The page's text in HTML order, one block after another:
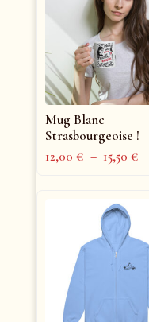
Mug Blanc
Strasbourgeoise !
12,00€ – 15,50€